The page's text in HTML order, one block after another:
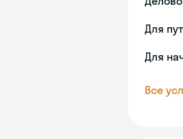
Для
Для
Все